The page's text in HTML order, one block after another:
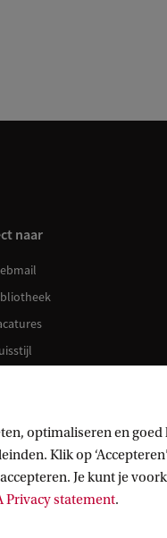
naar
optimaliseren en
Klik op
Je kunt je
Privacy statement.